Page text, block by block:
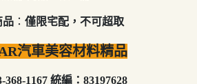
品 ： 僅限宅配，不可超取
汽車美容材料精品
368-1167 統編：83197628